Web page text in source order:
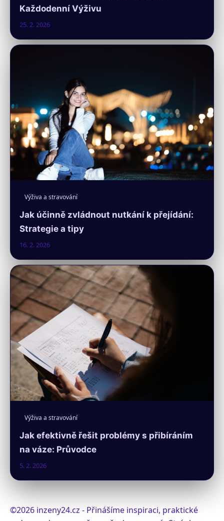
Každodenní Výživu
25. 2. 2026
Výživa a stravování
Jak účinně zvládnout nutkání k přejídání:
Strategie a tipy
16. 2. 2026
Výživa a stravování
Jak efektivně řešit problémy s přibíráním
na váze: Průvodce
5. 2. 2026
©2026 inzeny24.cz - Přinášíme inspiraci, praktické